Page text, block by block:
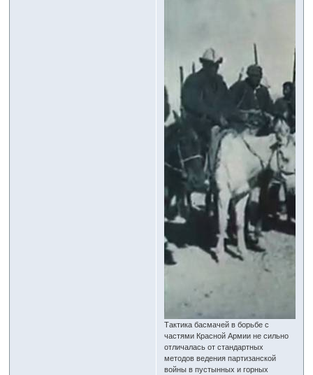
Тактика басмачей в борьбе с
частями Красной Армии не сильно
отличалась от стандартных
методов ведения партизанской
войны в пустынных и горных